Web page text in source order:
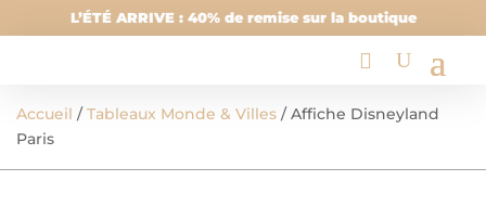
L’ÉTÉ ARRIVE : 40% de remise sur la boutique
Accueil /Tableaux Monde & Villes / Affiche Disneyland
Paris